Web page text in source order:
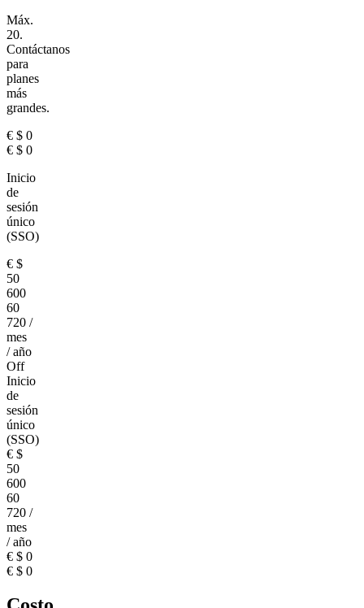
Máx.
20.
Contáctanos
para
planes
más
grandes.
€ $ 0
€ $ 0
Inicio
de
sesión
único
(SSO)
€ $
50
600
60
720 /
mes
/ año
Off
Inicio
de
sesión
único
(SSO)
€ $
50
600
60
720 /
mes
/ año
€ $ 0
€ $ 0